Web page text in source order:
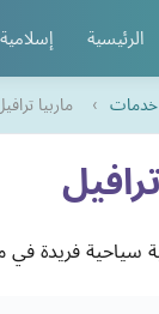
الرئيسية إسلامية
خدمات › ماربيا
سياحية فريدة في